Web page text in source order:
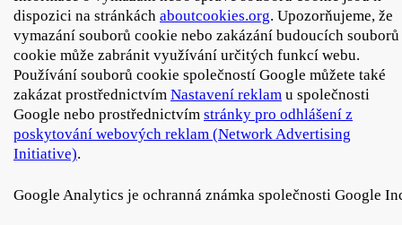
dispozici na stránkách aboutcookies.org. Upozorňujeme, že
vymazání souborů cookie nebo zakázání budoucích souborů
cookie může zabránit využívání určitých funkcí webu.
Používání souborů cookie společností Google můžete také
zakázat prostřednictvím Nastavení reklam u společnosti
Google nebo prostřednictvím stránky pro odhlášení z
poskytování webových reklam (Network Advertising
Initiative).
Google Analytics je ochranná známka společnosti Google